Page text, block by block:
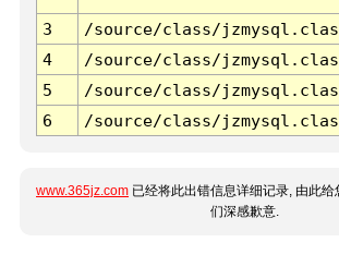
3 /source/class/
4
/source/class/
5
/source/class/
6
/source/class/
www.365jz.com 已经将此出错信息详细记录, 由此
们深感歉意.